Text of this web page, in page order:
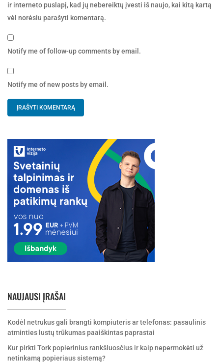
ir interneto puslapį, kad jų nebereiktų įvesti iš naujo, kai kitą kartą
vėl norėsiu parašyti komentarą.
Notify me of follow-up comments by email.
Notify me of new posts by email.
NAUJAUSI ĮRAŠAI
Kodėl netrukus gali brangti kompiuteris ar telefonas: pasaulinis
atminties lustų trūkumas paaiškintas paprastai
Kur pirkti Tork popierinius rankšluosčius ir kaip nepermokėti už
netinkamą popieriaus sistemą?